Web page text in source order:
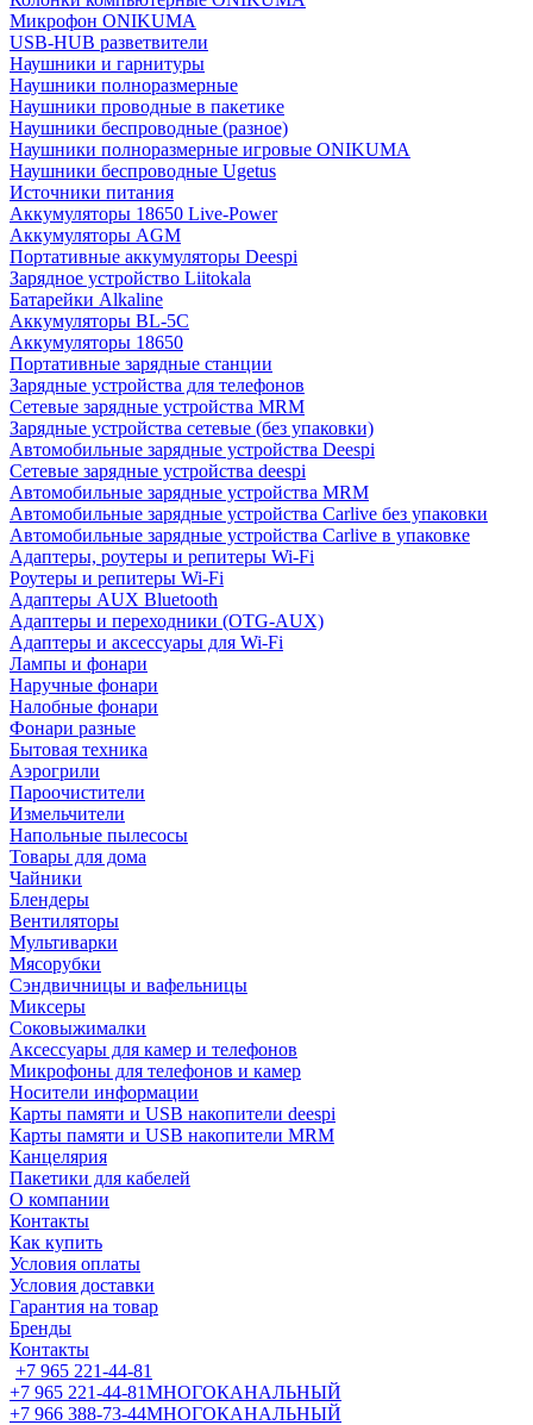
Микрофон ONIKUMA
USB-HUB разветвители
Наушники и гарнитуры
Наушники полноразмерные
Наушники проводные в пакетике
Наушники беспроводные (разное)
Наушники полноразмерные игровые ONIKUMA
Наушники беспроводные Ugetus
Источники питания
Аккумуляторы 18650 Live-Power
Аккумуляторы АGM
Портативные аккумуляторы Deespi
Зарядное устройство Liitokala
Батарейки Alkaline
Аккумуляторы BL-5C
Аккумуляторы 18650
Портативные зарядные станции
Зарядные устройства для телефонов
Сетевые зарядные устройства MRM
Зарядные устройства сетевые (без упаковки)
Автомобильные зарядные устройства Deespi
Сетевые зарядные устройства deespi
Автомобильные зарядные устройства MRM
Автомобильные зарядные устройства Carlive без упаковки
Автомобильные зарядные устройства Carlive в упаковке
Адаптеры, роутеры и репитеры Wi-Fi
Роутеры и репитеры Wi-Fi
Адаптеры AUX Bluetooth
Адаптеры и переходники (OTG-AUX)
Адаптеры и аксессуары для Wi-Fi
Лампы и фонари
Наручные фонари
Налобные фонари
Фонари разные
Бытовая техника
Аэрогрили
Пароочистители
Измельчители
Напольные пылесосы
Товары для дома
Чайники
Блендеры
Вентиляторы
Мультиварки
Мясорубки
Сэндвичницы и вафельницы
Миксеры
Соковыжималки
Аксессуары для камер и телефонов
Микрофоны для телефонов и камер
Носители информации
Карты памяти и USB накопители deespi
Карты памяти и USB накопители MRM
Канцелярия
Пакетики для кабелей
О компании
Контакты
Как купить
Условия оплаты
Условия доставки
Гарантия на товар
Бренды
Контакты
+7 965 221-44-81
+7 965 221-44-81МНОГОКАНАЛЬНЫЙ
+7 966 388-73-44МНОГОКАНАЛЬНЫЙ